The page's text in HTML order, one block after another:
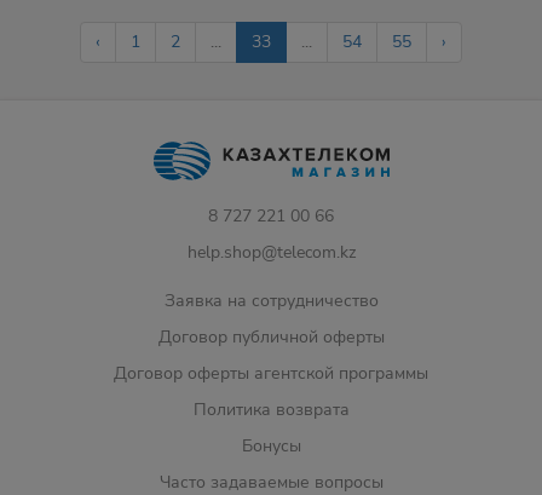
‹ 1 2 ... 33 ... 54 55 ›
8 727 221 00 66
help.shop@telecom.kz
Заявка на сотрудничество
Договор публичной оферты
Договор оферты агентской программы
Политика возврата
Бонусы
Часто задаваемые вопросы